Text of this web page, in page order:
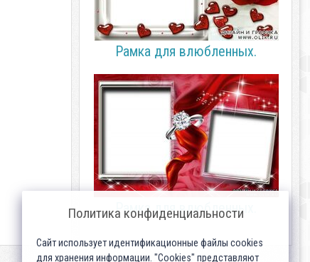
Рамка для влюбленных.
Рамка для влюбленных.
Политика конфиденциальности
Сайт использует идентификационные файлы cookies
для хранения информации. "Cookies" представляют